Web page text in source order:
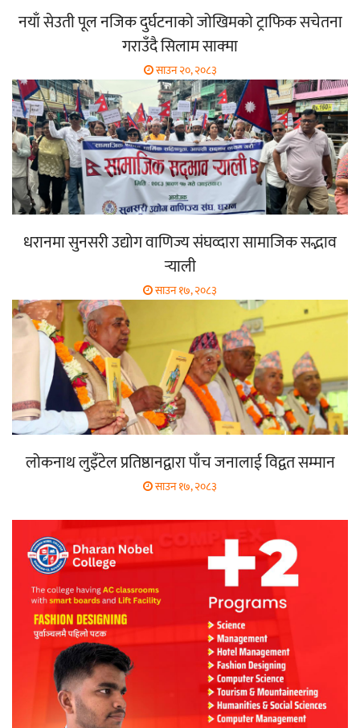
नयाँ सेउती पूल नजिक दुर्घटनाको जोखिमको ट्राफिक सचेतना
गराउँदै सिलाम साक्मा
साउन २०, २०८३
धरानमा सुनसरी उद्योग वाणिज्य संघव्दारा सामाजिक सद्भाव
र्‍याली
साउन १७, २०८३
लोकनाथ लुइँटेल प्रतिष्ठानद्वारा पाँच जनालाई विद्वत सम्मान
साउन १७, २०८३